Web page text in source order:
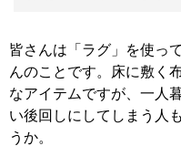
皆さんは「ラグ」を使っ
んのことです。床に敷く
なアイテムですが、一人
い後回しにしてしまう人
うか。